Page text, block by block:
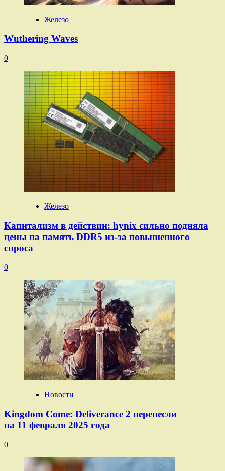
Железо
Wuthering Waves
0
Железо
Капитализм в действии: hynix сильно подняла
цены на память DDR5 из-за повышенного
спроса
0
Новости
Kingdom Come: Deliverance 2 перенесли
на 11 февраля 2025 года
0